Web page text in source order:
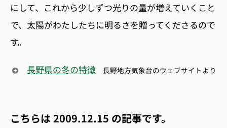
にして、これから少しずつ光りの量が増えていくこと
で、太陽がわたしたちに明るさを贈ってくださるので
す。
長野県の冬の特徴 長野地方気象台のウェブサイトより
こちらは2009.12.15 の記事です。